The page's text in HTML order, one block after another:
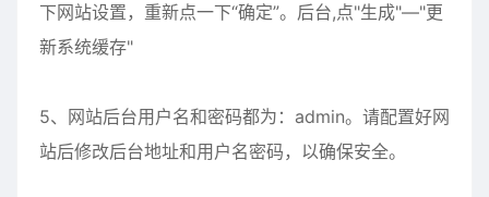
下网站设置，重新点一下“确定”。后台,点"生成"—"更
新系统缓存"
5、网站后台用户名和密码都为：admin。请配置好网
站后修改后台地址和用户名密码，以确保安全。